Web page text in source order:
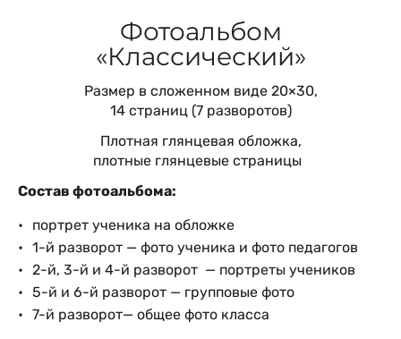
Фотоальбом
«Классический»
Размер в сложенном виде 20×30,
14 страниц (7 разворотов)
Плотная глянцевая обложка,
плотные глянцевые страницы
Состав фотоальбома:
портрет ученика на обложке
1-й разворот — фото ученика и фото педагогов
2-й, 3-й и 4-й разворот — портреты учеников
5-й и 6-й разворот — групповые фото
7-й разворот— общее фото класса